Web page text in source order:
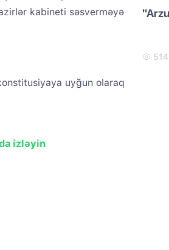
kabineti səsverməyə
uyğun olaraq
izləyin